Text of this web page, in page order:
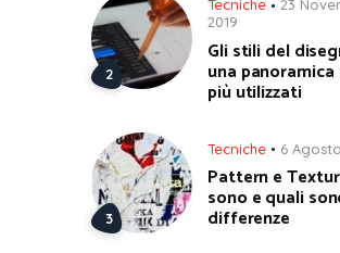
Tecniche
23
2019
Gli stili del
una
più utilizzati
Tecniche 6
Pattern e
sono e quali
differenze